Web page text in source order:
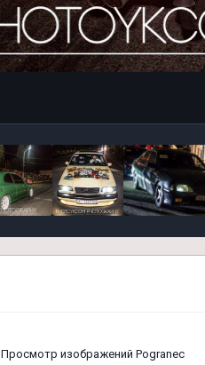
Просмотр изображений Pogranec